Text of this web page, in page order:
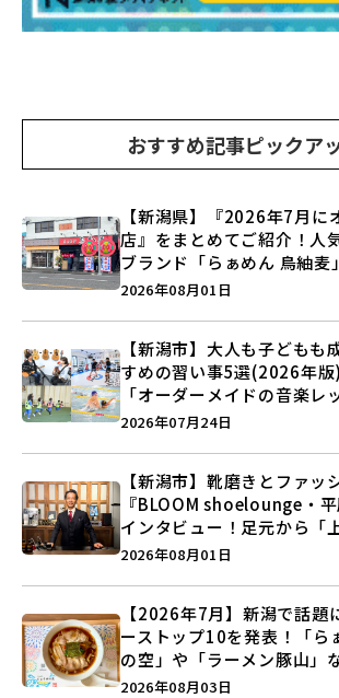
おすすめ記事ピックア
【新潟県】『2026年7月に
店』をまとめてご紹介！人
ブランド「らぁめん 鳥紬麦
しょうがの空」など盛りだ
2026年08月01日
【新潟市】大人も子どもも
すめの習い事5選(2026年版
「オーダーメイドの音楽レ
キックボクシング」で新し
2026年07月24日
【新潟市】靴磨きとファッ
『BLOOM shoelounge・
インタビュー！足元から「
つくる装いの提案とは？
2026年08月01日
【2026年7月】新潟で話題
ーストップ10を発表！「ら
の空」や「ラーメン豚山」
注目記事をランキングでご
2026年08月03日